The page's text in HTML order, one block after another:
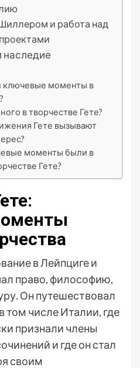
и работа над
наследие
ключевые моменты в
в творчестве Гете?
Гете вызывают
моменты были в
Гете?
в Лейпциге и
право, философию,
Он путешествовал
том числе Италии, где
признали члены
и где он стал
своим